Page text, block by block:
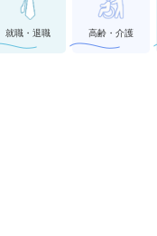
就職・退職 高齢・介護